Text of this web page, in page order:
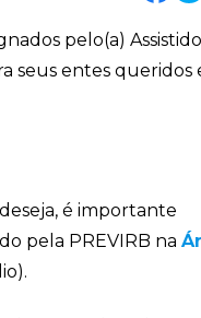
pelo(a)
seus entes queridos
é importante
pela PREVIRB na